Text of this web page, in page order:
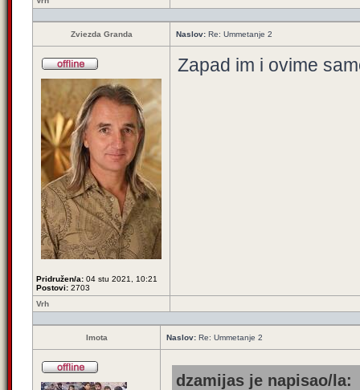
Zviezda Granda Naslov: Re: Ummetanje 2
Pridružen/a: 04 stu 2021, 10:21
Postovi: 2703
Zapad im i ovime
Vrh
Imota Naslov: Re: Ummetanje 2
dzamijas je napisao/la: